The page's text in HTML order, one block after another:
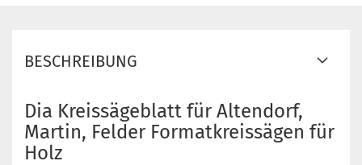
BESCHREIBUNG
Dia Kreissägeblatt für Altendorf,
Martin, Felder Formatkreissägen für
Holz